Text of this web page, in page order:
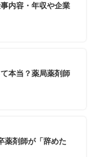
内容・年収や企業
本当？薬局薬剤師
薬剤師が「辞めた